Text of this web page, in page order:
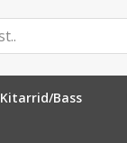
Kitarrid/Bass